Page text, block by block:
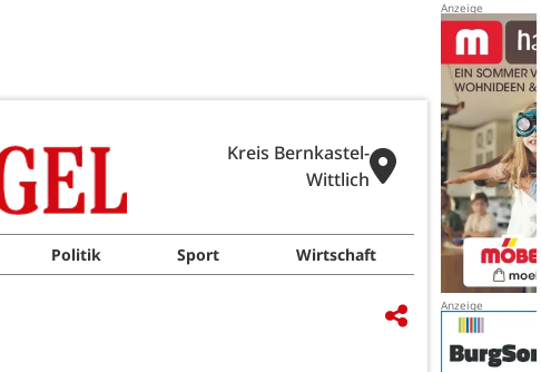
Kreis Bernkastel-
Wittlich
Politik Sport Wirtschaft